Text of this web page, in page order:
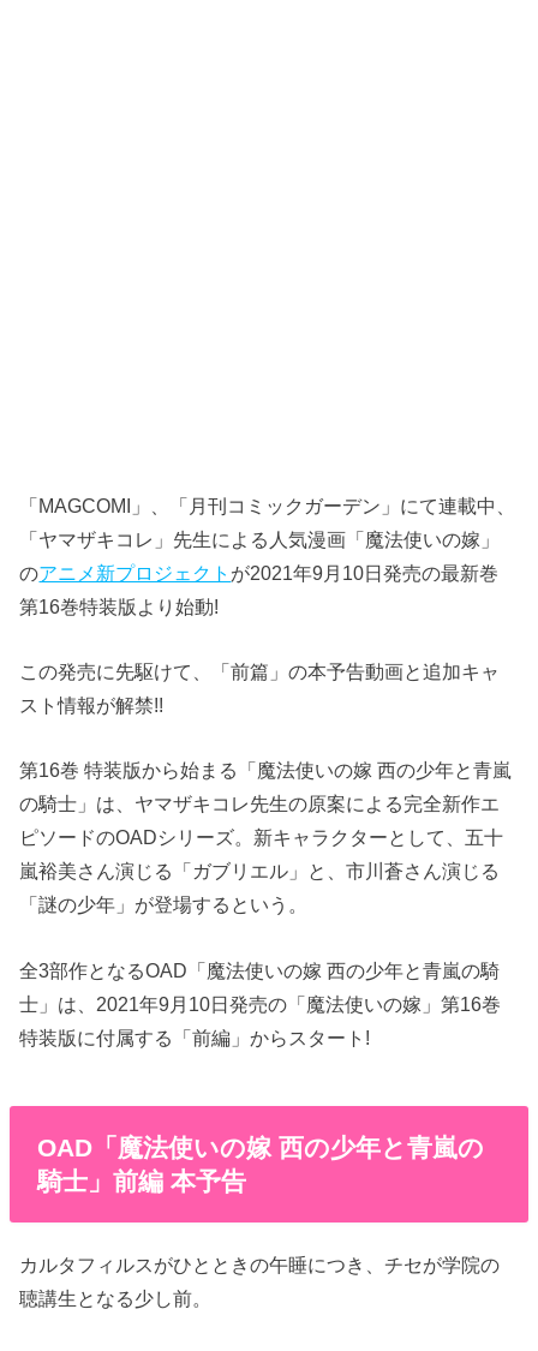
「MAGCOMI」、「月刊コミックガーデン」にて連載中、
「ヤマザキコレ」先生による人気漫画「魔法使いの嫁」
のアニメ新プロジェクト が2021年9月10日発売の最新巻
第16巻特装版より始動!
この発売に先駆けて、「前篇」の本予告動画と追加キャ
スト情報が解禁!!
第16巻 特装版から始まる「魔法使いの嫁 西の少年と青嵐
の騎士」は、ヤマザキコレ先生の原案による完全新作エ
ピソードのOADシリーズ。新キャラクターとして、五十
嵐裕美さん演じる「ガブリエル」と、市川蒼さん演じる
「謎の少年」が登場するという。
全3部作となるOAD「魔法使いの嫁 西の少年と青嵐の騎
士」は、2021年9月10日発売の「魔法使いの嫁」第16巻
特装版に付属する「前編」からスタート!
OAD「魔法使いの嫁 西の少年と青嵐の
騎士」前編 本予告
カルタフィルスがひとときの午睡につき、チセが学院の
聴講生となる少し前。